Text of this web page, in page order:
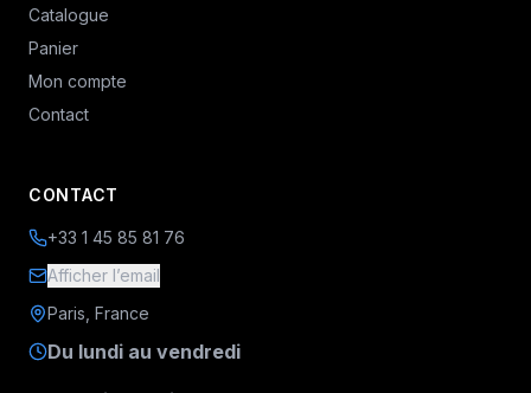
Catalogue
Panier
Mon compte
Contact
CONTACT
+33 1 45 85 81 76
Afficher l’email
Paris, France
Du lundi au vendredi